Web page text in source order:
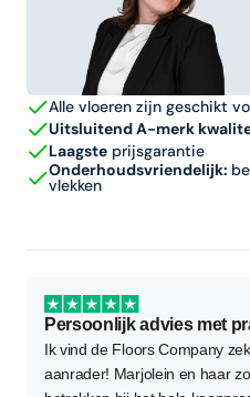
Alle vloeren zijn geschikt
Uitsluitend A-merk
Laagste prijsgarantie
Onderhoudsvriendelijk:
vlekken
Ik vind de Floors Company
aanrader! Marjolein en haar